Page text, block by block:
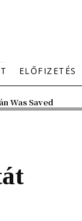
ELŐFIZETÉS
Was Saved